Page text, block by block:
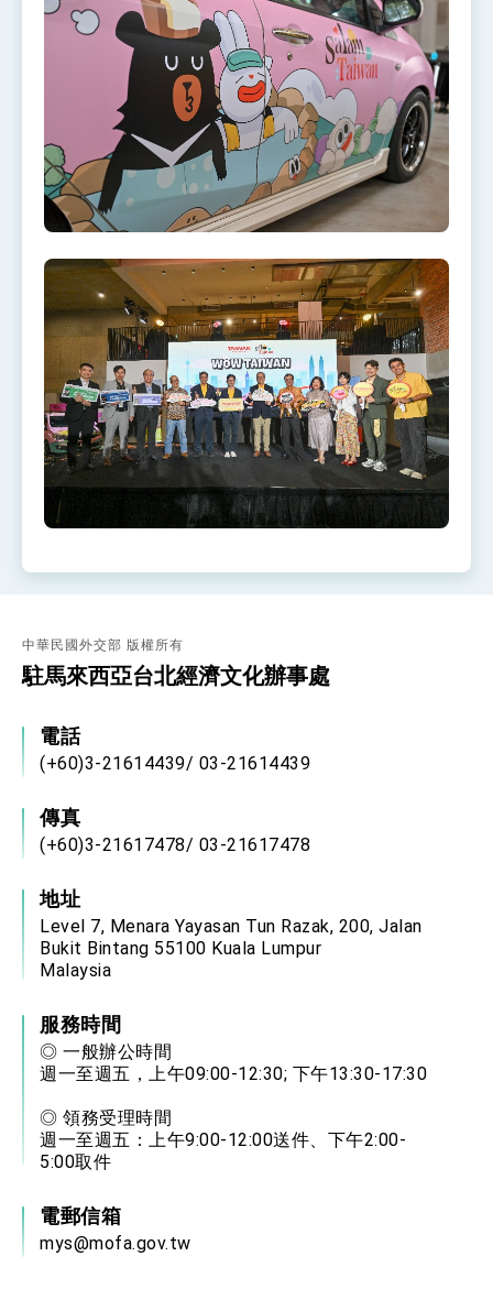
中華民國外交部 版權所有
駐馬來西亞台北經濟文化辦事處
電話
(+60)3-21614439/ 03-21614439
傳真
(+60)3-21617478/ 03-21617478
地址
Level 7, Menara Yayasan Tun Razak, 200, Jalan
Bukit Bintang 55100 Kuala Lumpur
Malaysia
服務時間
◎ 一般辦公時間
週一至週五，上午09:00-12:30; 下午13:30-17:30
◎ 領務受理時間
週一至週五：上午9:00-12:00送件、下午2:00-
5:00取件
電郵信箱
mys@mofa.gov.tw